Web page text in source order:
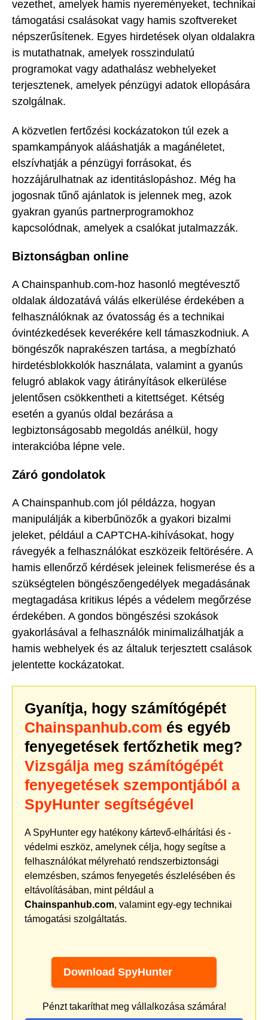
vezethet, amelyek hamis nyereményeket, technikai
támogatási csalásokat vagy hamis szoftvereket
népszerűsítenek. Egyes hirdetések olyan oldalakra
is mutathatnak, amelyek rosszindulatú
programokat vagy adathalász webhelyeket
terjesztenek, amelyek pénzügyi adatok ellopására
szolgálnak.
A közvetlen fertőzési kockázatokon túl ezek a
spamkampányok alááshatják a magánéletet,
elszívhatják a pénzügyi forrásokat, és
hozzájárulhatnak az identitáslopáshoz. Még ha
jogosnak tűnő ajánlatok is jelennek meg, azok
gyakran gyanús partnerprogramokhoz
kapcsolódnak, amelyek a csalókat jutalmazzák.
Biztonságban online
A Chainspanhub.com-hoz hasonló megtévesztő
oldalak áldozatává válás elkerülése érdekében a
felhasználóknak az óvatosság és a technikai
óvintézkedések keverékére kell támaszkodniuk. A
böngészők naprakészen tartása, a megbízható
hirdetésblokkolók használata, valamint a gyanús
felugró ablakok vagy átirányítások elkerülése
jelentősen csökkentheti a kitettséget. Kétség
esetén a gyanús oldal bezárása a
legbiztonságosabb megoldás anélkül, hogy
interakcióba lépne vele.
Záró gondolatok
A Chainspanhub.com jól példázza, hogyan
manipulálják a kiberbűnözők a gyakori bizalmi
jeleket, például a CAPTCHA-kihívásokat, hogy
rávegyék a felhasználókat eszközeik feltörésére. A
hamis ellenőrző kérdések jeleinek felismerése és a
szükségtelen böngészőengedélyek megadásának
megtagadása kritikus lépés a védelem megőrzése
érdekében. A gondos böngészési szokások
gyakorlásával a felhasználók minimalizálhatják a
hamis webhelyek és az általuk terjesztett csalások
jelentette kockázatokat.
Gyanítja, hogy számítógépét
Chainspanhub.com és egyéb
fenyegetések fertőzhetik meg?
Vizsgálja meg számítógépét
fenyegetések szempontjából a
SpyHunter segítségével
A SpyHunter egy hatékony kártevő-elhárítási és -
védelmi eszköz, amelynek célja, hogy segítse a
felhasználókat mélyreható rendszerbiztonsági
elemzésben, számos fenyegetés észlelésében és
eltávolításában, mint például a
Chainspanhub.com, valamint egy-egy technikai
támogatási szolgáltatás.
Download SpyHunter
Pénzt takaríthat meg vállalkozása számára!